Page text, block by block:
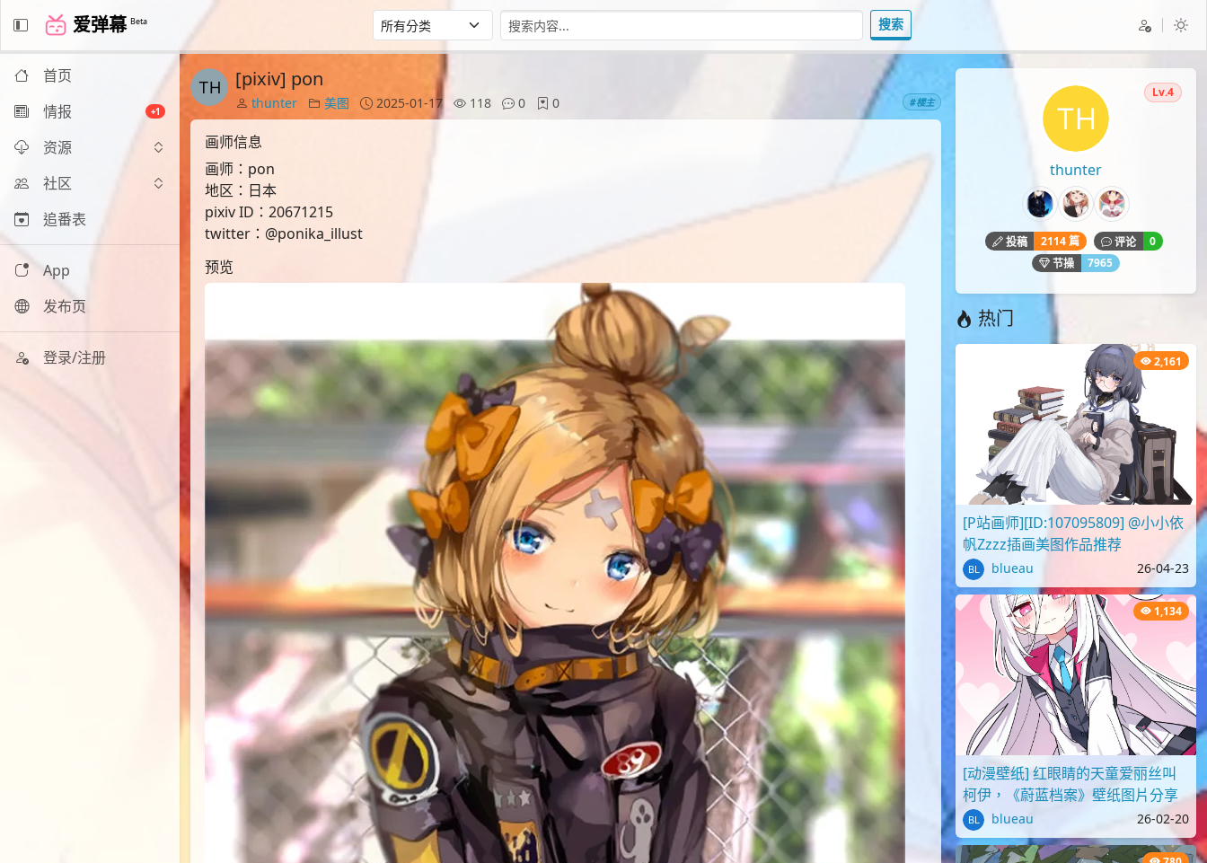
爱弹幕 Beta 搜索
首页
情报
+1
资源
社区
追番表
App
发布页
登录/注册
[pixiv] pon
thunter 美图 2025-01-17 118 0 0 #楼主
画师信息
画师：pon
地区：日本
pixiv ID：20671215
twitter：@ponika_illust
预览
thunter
Lv.4
投稿 2114 篇 评论
0
节操
7965
热门
2,161
[P站画师][ID:107095809] @小小依
帆Zzzz插画美图作品推荐
blueau 26-04-23
1,134
[动漫壁纸] 红眼睛的天童爱丽丝叫
柯伊，《蔚蓝档案》壁纸图片分享
blueau 26-02-20